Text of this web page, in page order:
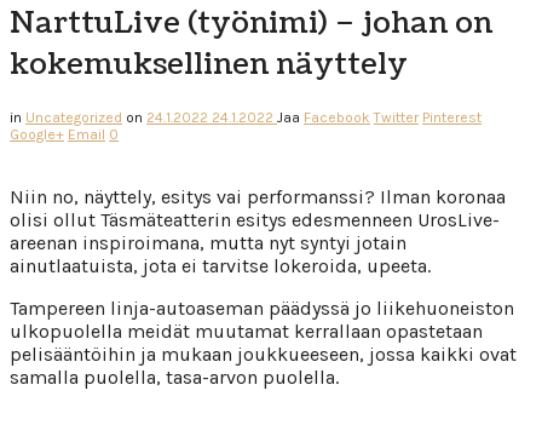
NarttuLive (työnimi) – johan on
kokemuksellinen näyttely
in Uncategorized on 24.1.2022 24.1.2022 Jaa Facebook Twitter Pinterest
Google+ Email 0
Niin no, näyttely, esitys vai performanssi? Ilman koronaa
olisi ollut Täsmäteatterin esitys edesmenneen UrosLive-
areenan inspiroimana, mutta nyt syntyi jotain
ainutlaatuista, jota ei tarvitse lokeroida, upeeta.
Tampereen linja-autoaseman päädyssä jo liikehuoneiston
ulkopuolella meidät muutamat kerrallaan opastetaan
pelisääntöihin ja mukaan joukkueeseen, jossa kaikki ovat
samalla puolella, tasa-arvon puolella.